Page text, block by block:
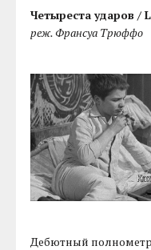
Четыреста ударов /
реж. Франсуа Трюффо
Дебютный